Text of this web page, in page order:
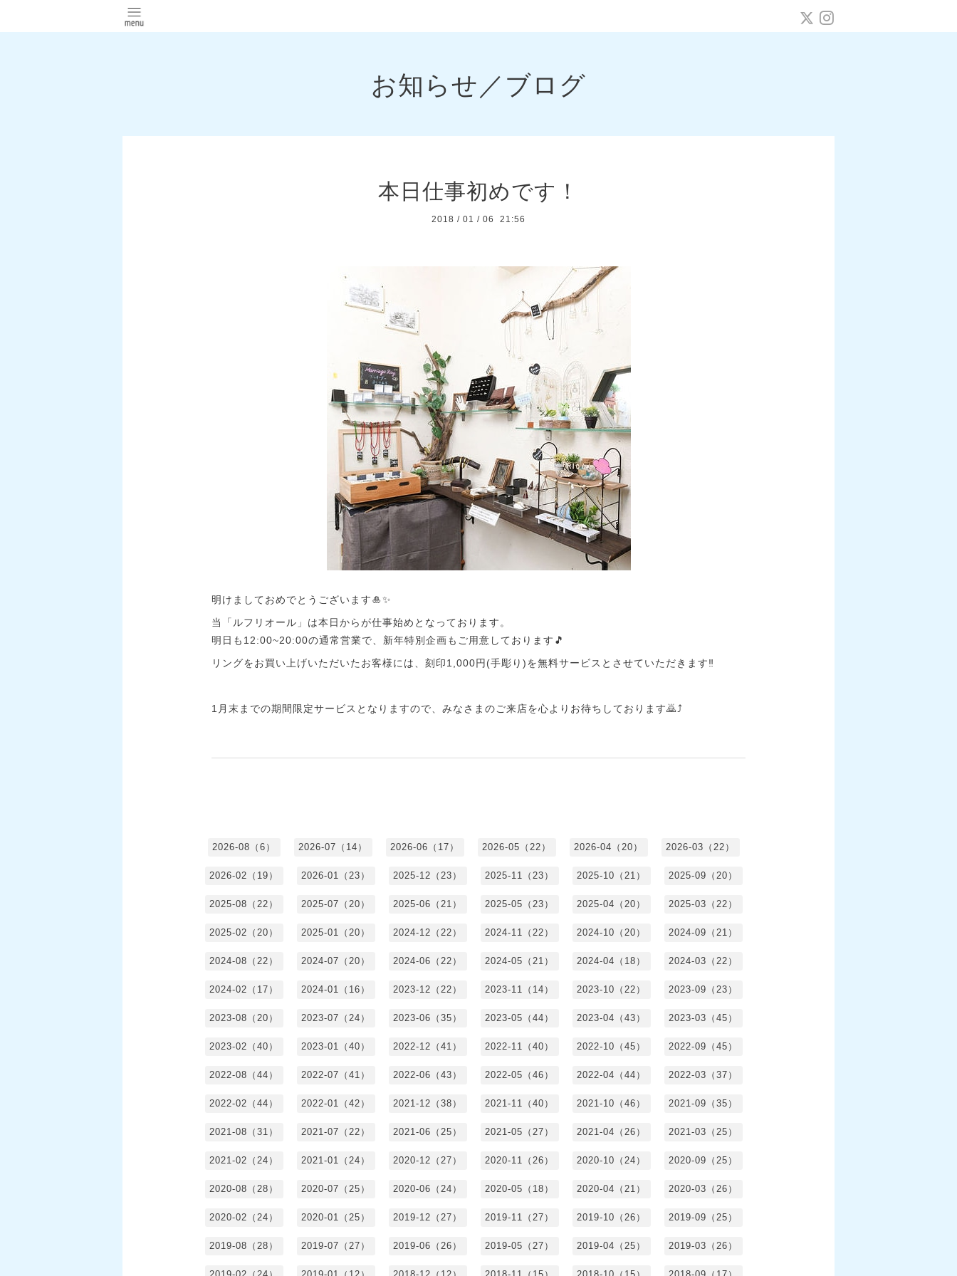
お知らせ／ブログ
本日仕事初めです！
2018 / 01 / 06 21:56
明けましておめでとうございます🎍✨
当「ルフリオール」は本日からが仕事始めとなっております。
明日も12:00~20:00の通常営業で、新年特別企画もご用意しております🎵
リングをお買い上げいただいたお客様には、刻印1,000円(手彫り)を無料サービスとさせていただきます‼️
1月末までの期間限定サービスとなりますので、みなさまのご来店を心よりお待ちしております🙇⤴️
2026-08（6） 2026-07（14） 2026-06（17） 2026-05（22） 2026-04（20） 2026-03（22）
2026-02（19） 2026-01（23） 2025-12（23） 2025-11（23） 2025-10（21） 2025-09（20）
2025-08（22） 2025-07（20） 2025-06（21） 2025-05（23） 2025-04（20） 2025-03（22）
2025-02（20） 2025-01（20） 2024-12（22） 2024-11（22） 2024-10（20） 2024-09（21）
2024-08（22） 2024-07（20） 2024-06（22） 2024-05（21） 2024-04（18） 2024-03（22）
2024-02（17） 2024-01（16） 2023-12（22） 2023-11（14） 2023-10（22） 2023-09（23）
2023-08（20） 2023-07（24） 2023-06（35） 2023-05（44） 2023-04（43） 2023-03（45）
2023-02（40） 2023-01（40） 2022-12（41） 2022-11（40） 2022-10（45） 2022-09（45）
2022-08（44） 2022-07（41） 2022-06（43） 2022-05（46） 2022-04（44） 2022-03（37）
2022-02（44） 2022-01（42） 2021-12（38） 2021-11（40） 2021-10（46） 2021-09（35）
2021-08（31） 2021-07（22） 2021-06（25） 2021-05（27） 2021-04（26） 2021-03（25）
2021-02（24） 2021-01（24） 2020-12（27） 2020-11（26） 2020-10（24） 2020-09（25）
2020-08（28） 2020-07（25） 2020-06（24） 2020-05（18） 2020-04（21） 2020-03（26）
2020-02（24） 2020-01（25） 2019-12（27） 2019-11（27） 2019-10（26） 2019-09（25）
2019-08（28） 2019-07（27） 2019-06（26） 2019-05（27） 2019-04（25） 2019-03（26）